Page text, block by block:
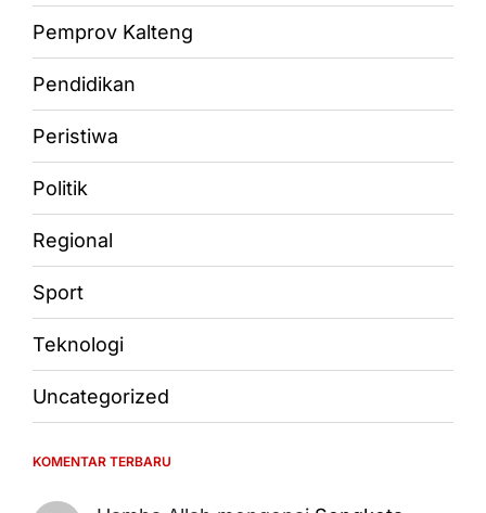
Pemprov Kalteng
Pendidikan
Peristiwa
Politik
Regional
Sport
Teknologi
Uncategorized
KOMENTAR TERBARU